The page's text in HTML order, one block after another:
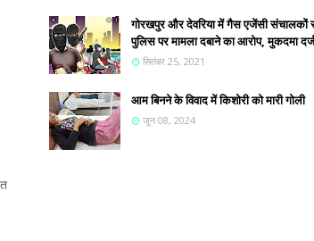
गोरखपुर और देवरिया में गैस एजेंसी
पुलिस पर मामला दबाने का आरोप, मुकदमा
सितंबर 25, 2021
आम बिनने के विवाद में किशोरी को मारी गोली
जून 08, 2024